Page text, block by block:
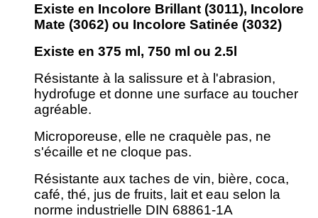
Existe en Incolore Brillant (3011), Incolore
Mate (3062) ou Incolore Satinée (3032)
Existe en 375 ml, 750 ml ou 2.5l
Résistante à la salissure et à l'abrasion,
hydrofuge et donne une surface au toucher
agréable.
Microporeuse, elle ne craquèle pas, ne
s'écaille et ne cloque pas.
Résistante aux taches de vin, bière, coca,
café, thé, jus de fruits, lait et eau selon la
norme industrielle DIN 68861-1A